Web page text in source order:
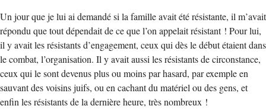
Un jour que je lui ai demandé si la famille avait été résistante, il m’avait
répondu que tout dépendait de ce que l’on appelait résistant ! Pour lui,
il y avait les résistants d’engagement, ceux qui dès le début étaient dans
le combat, l’organisation. Il y avait aussi les résistants de circonstance,
ceux qui le sont devenus plus ou moins par hasard, par exemple en
sauvant des voisins juifs, ou en cachant du matériel ou des gens, et
enfin les résistants de la dernière heure, très nombreux !